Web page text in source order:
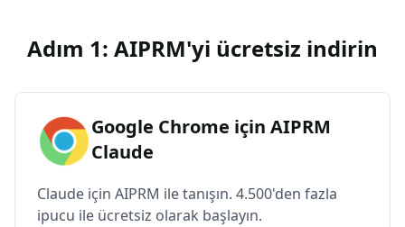
Adım 1: AIPRM'yi ücretsiz indirin
Google Chrome için AIPRM
Claude
Claude için AIPRM ile tanışın. 4.500'den fazla
ipucu ile ücretsiz olarak başlayın.